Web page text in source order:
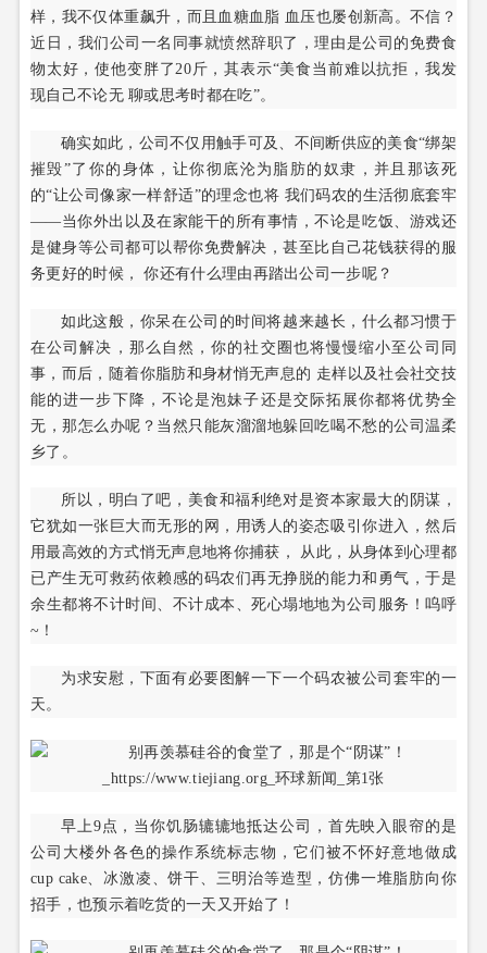
样，我不仅体重飙升，而且血糖血脂 血压也屡创新高。不信？
近日，我们公司一名同事就愤然辞职了，理由是公司的免费食
物太好，使他变胖了20斤，其表示“美食当前难以抗拒，我发
现自己不论无 聊或思考时都在吃”。
确实如此，公司不仅用触手可及、不间断供应的美食“绑架
摧毁”了你的身体，让你彻底沦为脂肪的奴隶，并且那该死
的“让公司像家一样舒适”的理念也将 我们码农的生活彻底套牢
——当你外出以及在家能干的所有事情，不论是吃饭、游戏还
是健身等公司都可以帮你免费解决，甚至比自己花钱获得的服
务更好的时候， 你还有什么理由再踏出公司一步呢？
如此这般，你呆在公司的时间将越来越长，什么都习惯于
在公司解决，那么自然，你的社交圈也将慢慢缩小至公司同
事，而后，随着你脂肪和身材悄无声息的 走样以及社会社交技
能的进一步下降，不论是泡妹子还是交际拓展你都将优势全
无，那怎么办呢？当然只能灰溜溜地躲回吃喝不愁的公司温柔
乡了。
所以，明白了吧，美食和福利绝对是资本家最大的阴谋，
它犹如一张巨大而无形的网，用诱人的姿态吸引你进入，然后
用最高效的方式悄无声息地将你捕获， 从此，从身体到心理都
已产生无可救药依赖感的码农们再无挣脱的能力和勇气，于是
余生都将不计时间、不计成本、死心塌地地为公司服务！呜呼
~！
为求安慰，下面有必要图解一下一个码农被公司套牢的一
天。
早上9点，当你饥肠辘辘地抵达公司，首先映入眼帘的是
公司大楼外各色的操作系统标志物，它们被不怀好意地做成
cup cake、冰激凌、饼干、三明治等造型，仿佛一堆脂肪向你
招手，也预示着吃货的一天又开始了！